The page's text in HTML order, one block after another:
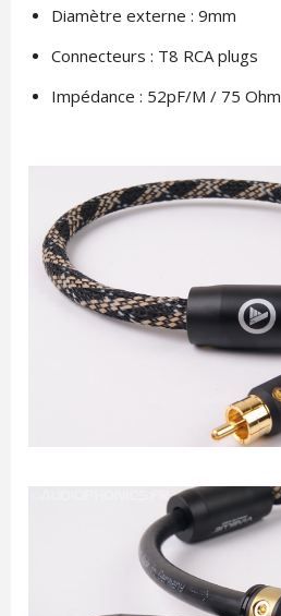
Diamètre externe : 9mm
Connecteurs : T8 RCA plugs
Impédance : 52pF/M / 75 Ohm